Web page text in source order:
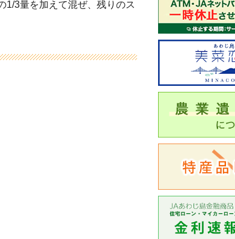
3量を加えて混ぜ、残りのス